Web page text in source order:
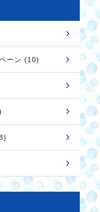
ーン (10)